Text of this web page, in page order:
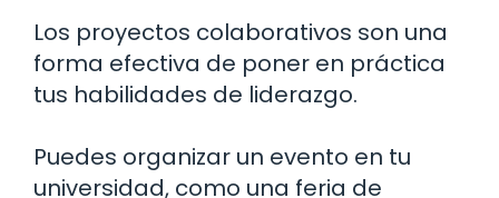
Los proyectos colaborativos son una
forma efectiva de poner en práctica
tus habilidades de liderazgo.
Puedes organizar un evento en tu
universidad, como una feria de